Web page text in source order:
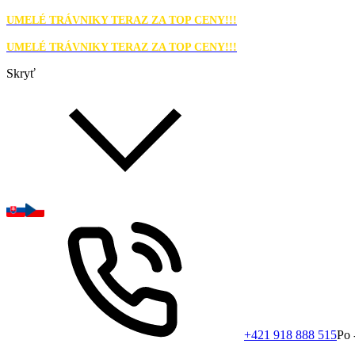
UMELÉ TRÁVNIKY TERAZ ZA TOP CENY!!!
UMELÉ TRÁVNIKY TERAZ ZA TOP CENY!!!
Skryť
+421 918 888 515Po